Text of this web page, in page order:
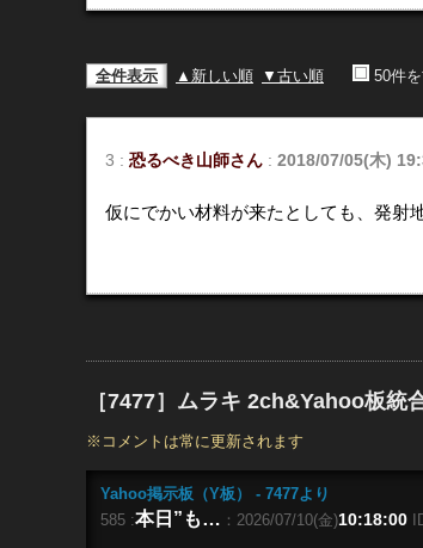
全件表示 ▲新しい順 ▼古い順 50件
3 : 恐るべき山師さん : 2018/07/05(木)
仮にでかい材料が来たとしても、発射
［7477］ムラキ 2ch&Yahoo板統
※コメントは常に更新されます
Yahoo掲示板（Y板） - 7477より
585 :本日”も… ：2026/07/10(金)10:18:00